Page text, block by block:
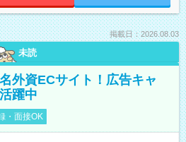
掲載日：2026.08.03
未読
外資ECサイト！広告キャ
躍中
・面接OK